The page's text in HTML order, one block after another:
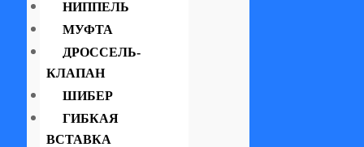
НИППЕЛЬ
МУФТА
ДРОССЕЛЬ-
КЛАПАН
ШИБЕР
ГИБКАЯ
ВСТАВКА